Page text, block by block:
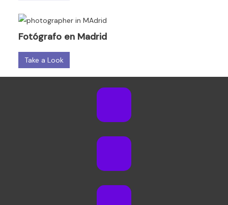
Fotógrafo en Madrid
Take a Look